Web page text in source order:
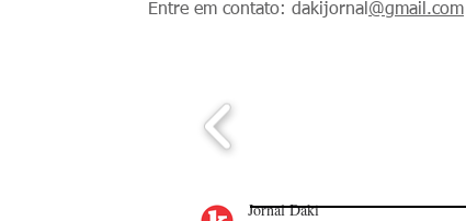
Entre em contato: dakijornal @gmail.com
Jornal Daki